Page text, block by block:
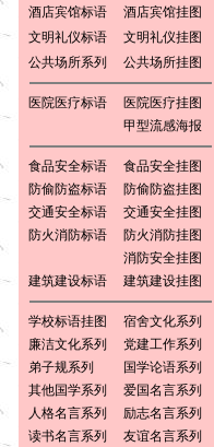
酒店宾馆标语
酒店宾馆挂图
文明礼仪标语
文明礼仪挂图
公共场所系列
公共场所挂图
医院医疗标语
医院医疗挂图
甲型流感海报
食品安全标语
食品安全挂图
防偷防盗标语
防偷防盗挂图
交通安全标语
交通安全挂图
防火消防标语
防火消防挂图
消防安全挂图
建筑建设标语
建筑建设挂图
学校标语挂图
宿舍文化系列
廉洁文化系列
党建工作系列
弟子规系列
国学论语系列
其他国学系列
爱国名言系列
人格名言系列
励志名言系列
读书名言系列
友谊名言系列